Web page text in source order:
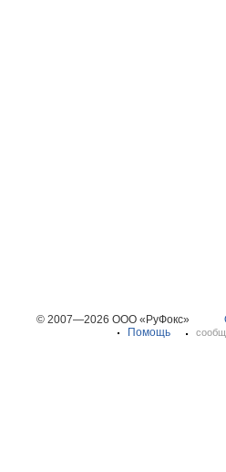
© 2007—2026 ООО «РуФокс»
Помощь